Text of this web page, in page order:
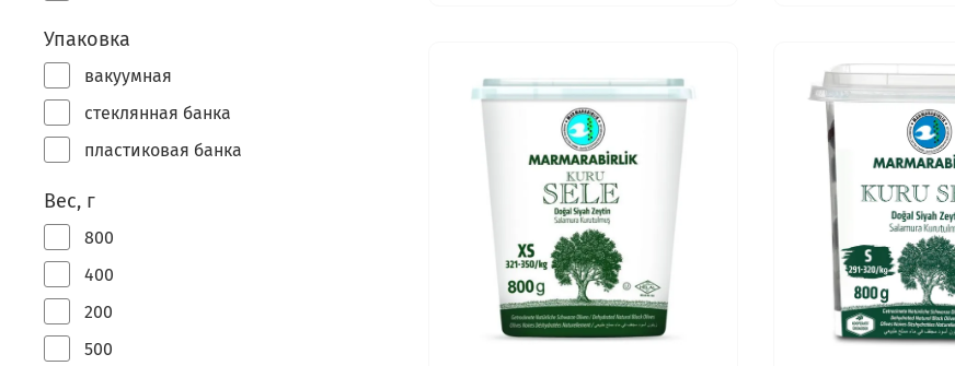
Упаковка
вакуумная
стеклянная банка
пластиковая банка
Вес, г
800
400
200
500